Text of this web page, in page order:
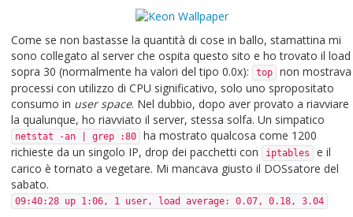
Come se non bastasse la quantità di cose in ballo, stamattina mi
sono collegato al server che ospita questo sito e ho trovato il load
sopra 30 (normalmente ha valori del tipo 0.0x):
top
non mostrava
processi con utilizzo di CPU significativo, solo uno spropositato
consumo in user space. Nel dubbio, dopo aver provato a riavviare
la qualunque, ho riavviato il server, stessa solfa. Un simpatico
netstat -an | grep :80
ha mostrato qualcosa come 1200
richieste da un singolo IP, drop dei pacchetti con
iptables
e il
carico è tornato a vegetare. Mi mancava giusto il DOSsatore del
sabato.
09:40:28 up 1:06, 1 user, load average: 0.07, 0.18, 3.04